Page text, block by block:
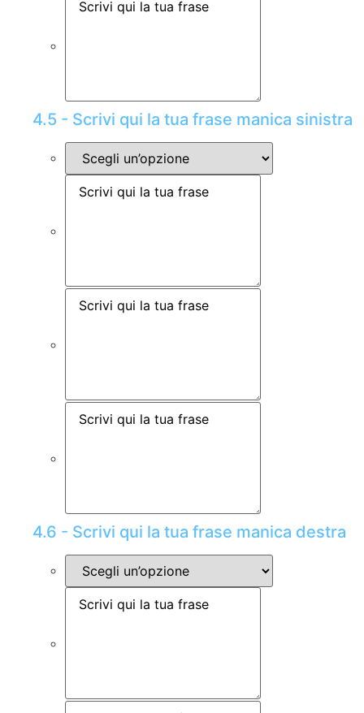
4.5 - Scrivi qui la tua frase manica sinistra
4.6 - Scrivi qui la tua frase manica destra